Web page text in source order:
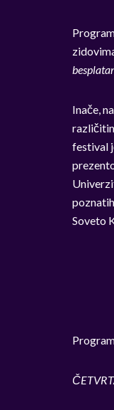
Inače,
festival
Soveto